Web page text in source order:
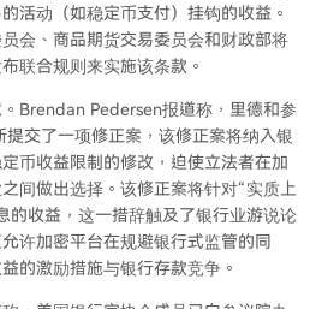
活动（如稳定币支付）挂钩的收益。
会、商品期货交易委员会和财政部将
联合规则来实施该条款。
Brendan Pedersen报道称，里德和参
提交了一项修正案，该修正案将纳入银
币收益限制的修改，迫使立法者在加
间做出选择。该修正案将针对“实质上
的收益，这一措辞触及了银行业游说论
许加密平台在规避银行式监管的同
的激励措施与银行存款竞争。